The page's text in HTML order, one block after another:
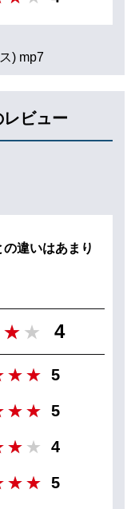
) mp7
ビュー
違いはあまり
4
5
5
4
5